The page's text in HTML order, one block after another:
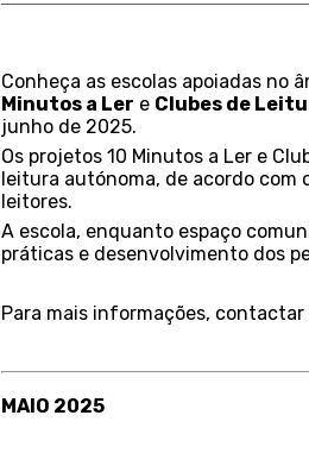
Conheça as escolas apoiadas no
Minutos a Ler e Clubes de
junho de 2025.
Os projetos 10 Minutos a Ler e
leitura autónoma, de acordo com
leitores.
A escola, enquanto espaço
práticas e desenvolvimento dos
Para mais informações, contactar
MAIO 2025